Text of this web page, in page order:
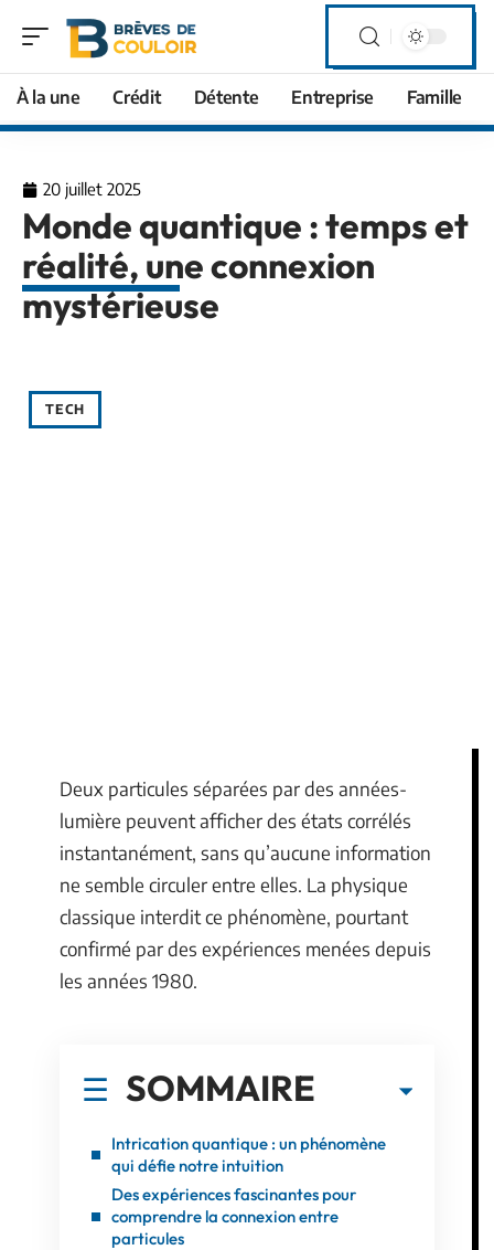
À la une Crédit Détente Entreprise Famille
20 juillet 2025
Monde quantique : temps et
réalité, une connexion
mystérieuse
TECH
Deux particules séparées par des années-
lumière peuvent afficher des états corrélés
instantanément, sans qu’aucune information
ne semble circuler entre elles. La physique
classique interdit ce phénomène, pourtant
confirmé par des expériences menées depuis
les années 1980.
SOMMAIRE
Intrication quantique : un phénomène
qui défie notre intuition
Des expériences fascinantes pour
comprendre la connexion entre
particules